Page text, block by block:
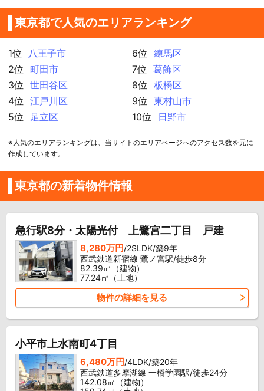
東京都で人気のエリアランキング
1位
八王子市
2位
町田市
3位
世田谷区
4位
江戸川区
5位
足立区
6位
練馬区
7位
葛飾区
8位
板橋区
9位
東村山市
10位
日野市
※人気のエリアランキングは、当サイトのエリアページへのアクセス数を元に
作成しています。
東京都の新着物件情報
急行駅8分・太陽光付 上鷺宮二丁目 戸建
8,280万円/2SLDK/築9年
西武鉄道新宿線 鷺ノ宮駅/徒歩8分
82.39㎡（建物）
77.24㎡（土地）
物件の詳細を見る
小平市上水南町4丁目
6,480万円/4LDK/築20年
西武鉄道多摩湖線 一橋学園駅/徒歩24分
142.08㎡（建物）